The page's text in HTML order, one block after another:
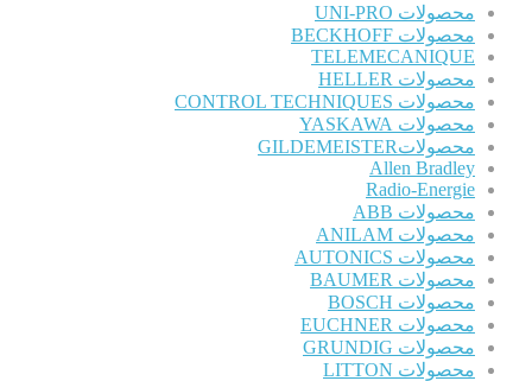
محصولات UNI-PRO
محصولات BECKHOFF
TELEMECANIQUE
محصولات HELLER
محصولات CONTROL TECHNIQUES
محصولات YASKAWA
محصولاتGILDEMEISTER
Allen Bradley
Radio-Energie
محصولات ABB
محصولات ANILAM
محصولات AUTONICS
محصولات BAUMER
محصولات BOSCH
محصولات EUCHNER
محصولات GRUNDIG
محصولات LITTON